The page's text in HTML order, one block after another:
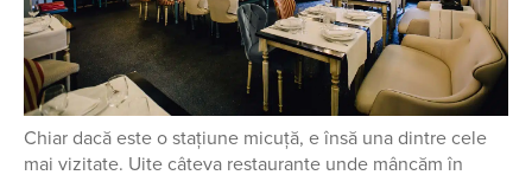
Chiar dacă este o stațiune micuță, e însă una dintre cele
mai vizitate. Uite câteva restaurante unde mâncăm în